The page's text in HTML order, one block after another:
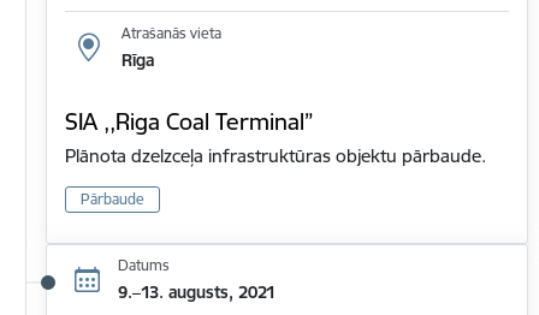
Atrašanās vieta
Rīga
SIA ,,Riga Coal Terminal”
Plānota dzelzceļa infrastruktūras objektu pārbaude.
Pārbaude
Datums
9.–13. augusts, 2021